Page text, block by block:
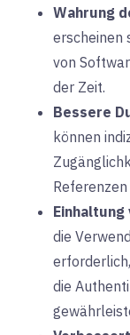
Wahrung
erscheinen
von
der Zeit.
Bessere
können
Einhaltung
die
die